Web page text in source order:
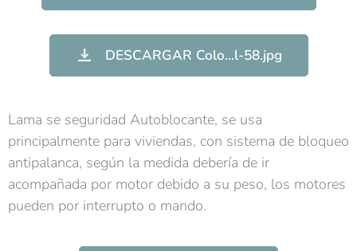
DESCARGAR Colo...l-58.jpg
Lama se seguridad Autoblocante, se usa
principalmente para viviendas, con sistema de bloqueo
antipalanca, según la medida debería de ir
acompañada por motor debido a su peso, los motores
pueden por interrupto o mando.